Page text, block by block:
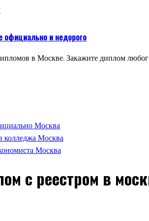
официально и недорого
в Москве. Закажите диплом
Москва
колледжа Москва
Москва
с реестром в